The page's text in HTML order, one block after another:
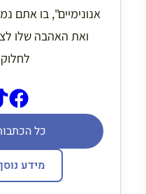
אנונימיים", בו אתם
ואת האהבה שלו
כל
מידע